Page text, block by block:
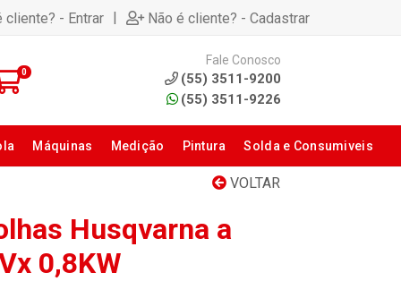
cliente? - Entrar | Não é cliente? - Cadastrar
0
Fale Conosco
(55) 3511-9200
(55) 3511-9226
Máquinas Medição Pintura Solda e Consumiveis
VOLTAR
Husqvarna a
0,8KW